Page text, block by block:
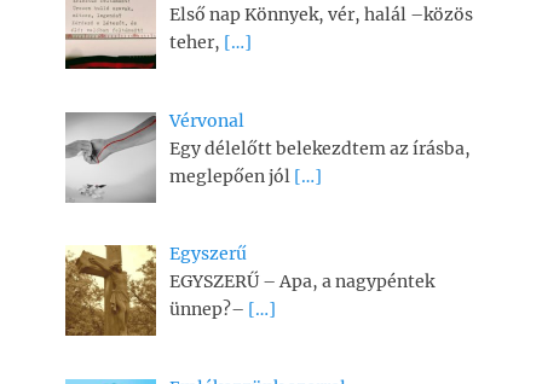
Első nap Könnyek, vér, halál –közös
teher, […]
Vérvonal
Egy délelőtt belekezdtem az írásba,
meglepően jól […]
Egyszerű
EGYSZERŰ – Apa, a nagypéntek
ünnep?– […]